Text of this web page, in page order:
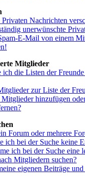
Nachrichten
unerwünschte
E-Mail von einem
Mitglieder
ich die Listen der
zur Liste der
hinzufügen
Forum oder mehrere
ich bei der Suche keine
ich bei der Suche eine
Mitgliedern suchen?
eigenen Beiträge